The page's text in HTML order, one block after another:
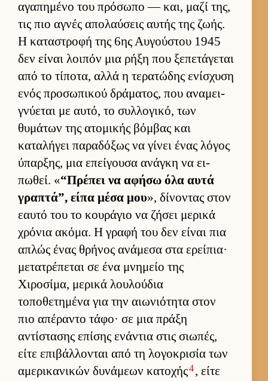
αγαπημένο του πρόσωπο — και, μαζί της,
τις πιο αγνές απολαύ­σεις αυ­τής της ζωής.
Η καταστροφή της 6ης Αυ­γού­στου 1945
δεν εί­ναι λοι­πόν μια ρήξη που ξεπετάγεται
από το τίποτα, αλλά η τερατώδης ενίσχυση
ενός προσωπικού δράματος, που αναμει­
γνύεται με αυ­τό, το συλ­λογικό, των
θυμάτων της ατομικής βόμ­βας και
καταλήγει παραδόξως να γίνει ένας λόγος
ύπαρ­ξης, μια επεί­γουσα ανάγκη να ει­
πωθεί. «“Πρέπει να αφήσω όλα αυτά
γραπτά”, είπα μέσα μου», δίνοντας στον
εαυτό του το κου­ράγιο να ζήσει μερικά
χρόνια ακόμα. Η γραφή του δεν εί­ναι πια
απλώς ένας θρήνος ανάμεσα στα ερεί­πια·
μετατρέπεται σε ένα μνημείο της
Χιροσίμα, μερικά λου­λού­δια
τοποθετημένα για την αιω­νιότητα στον
πιο απέραντο τάφο· σε μια πράξη
αντίστασης επίσης ενάντια στις σιω­πές,
είτε επιβάλ­λονται από τη λογοκρισία των
αμερικανικών δυνάμεων κατοχής4, είτε